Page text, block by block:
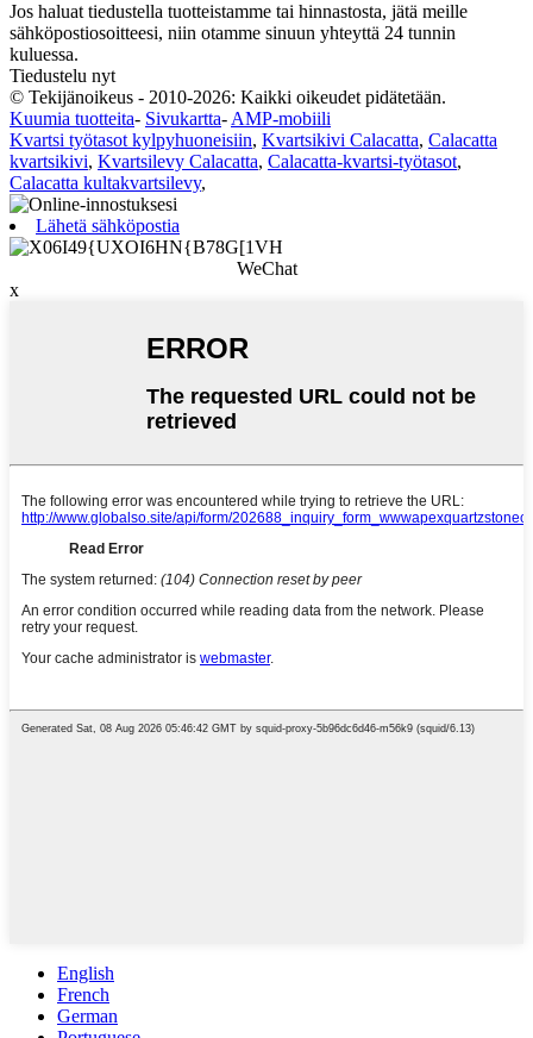
Jos haluat tiedustella tuotteistamme tai hinnastosta, jätä meille
sähköpostiosoitteesi, niin otamme sinuun yhteyttä 24 tunnin
kuluessa.
Tiedustelu nyt
© Tekijänoikeus - 2010-2026: Kaikki oikeudet pidätetään.
Kuumia tuotteita- Sivukartta- AMP-mobiili
Kvartsi työtasot kylpyhuoneisiin, Kvartsikivi Calacatta, Calacatta
kvartsikivi, Kvartsilevy Calacatta, Calacatta-kvartsi-työtasot,
Calacatta kultakvartsilevy,
Lähetä sähköpostia
WeChat
x
English
French
German